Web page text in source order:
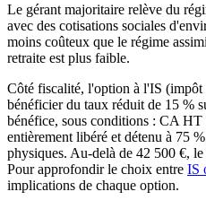
Le gérant majoritaire relève du
avec des cotisations sociales
moins coûteux que le régime
retraite est plus faible.
Côté fiscalité, l'option à l'IS (impôt
bénéficier du taux réduit de 15 %
bénéfice, sous conditions : CA
entièrement libéré et détenu à 75
physiques. Au-delà de 42 500 €,
Pour approfondir le choix entre IS
implications de chaque option.